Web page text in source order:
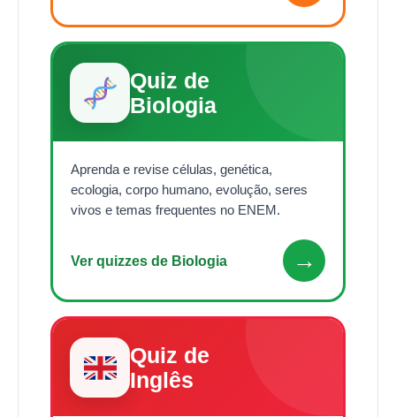
Quiz de
Biologia
Aprenda e revise células, genética,
ecologia, corpo humano, evolução, seres
vivos e temas frequentes no ENEM.
Ver quizzes de Biologia →
Quiz de
Inglês